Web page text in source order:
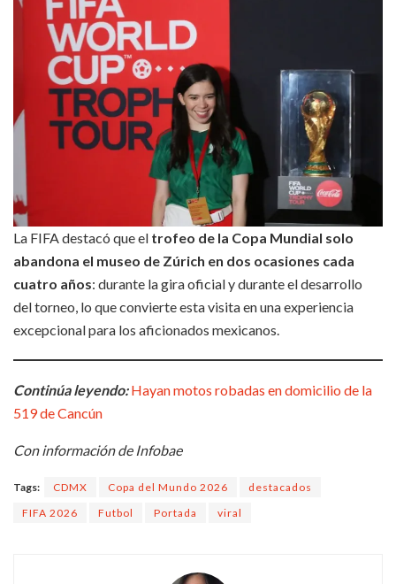
La FIFA destacó que el trofeo de la Copa Mundial solo
abandona el museo de Zúrich en dos ocasiones cada
cuatro años: durante la gira oficial y durante el desarrollo
del torneo, lo que convierte esta visita en una experiencia
excepcional para los aficionados mexicanos.
Continúa leyendo:Hayan motos robadas en domicilio de la
519 de Cancún
Con información de Infobae
Tags: CDMX Copa del Mundo 2026
destacados
FIFA 2026
Futbol Portada viral